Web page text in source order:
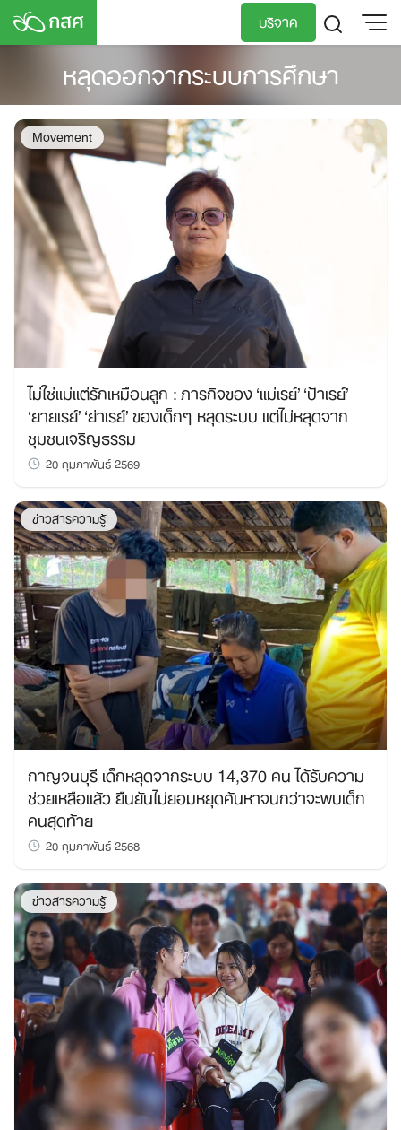
Skip
บริจาค
TH
หลุดออกจากระบบการศึกษา
Movement
ไม่ใช่แม่แต่รักเหมือนลูก : ภารกิจของ ‘แม่เรย์’ ‘ป้าเรย์’
‘ยายเรย์’ ‘ย่าเรย์’ ของเด็กๆ หลุดระบบ แต่ไม่หลุดจาก
ชุมชนเจริญธรรม
20 กุมภาพันธ์ 2569
ข่าวสารความรู้
กาญจนบุรี เด็กหลุดจากระบบ 14,370 คน ได้รับความ
ช่วยเหลือแล้ว ยืนยันไม่ยอมหยุดค้นหาจนกว่าจะพบเด็ก
คนสุดท้าย
20 กุมภาพันธ์ 2568
ข่าวสารความรู้